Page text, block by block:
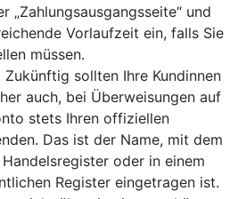
„Zahlungsausgangsseite“ und
Vorlaufzeit ein, falls Sie
müssen.
Zukünftig sollten Ihre Kundinnen
auch, bei Überweisungen auf
stets Ihren offiziellen
Das ist der Name, mit dem
oder in einem
Register eingetragen ist.